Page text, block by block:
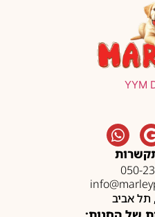
YYM
050-